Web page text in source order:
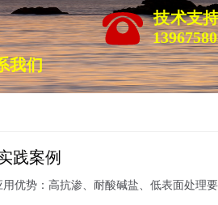
我们
技术支
践案例
优势：高抗渗、耐酸碱盐、低表面处理